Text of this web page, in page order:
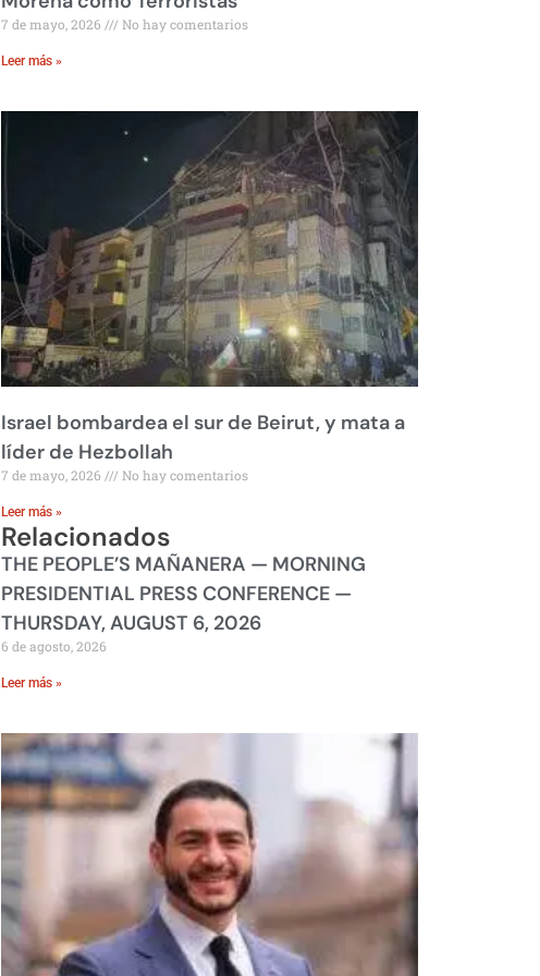
7 de mayo, 2026 No hay comentarios
Leer más »
Israel bombardea el sur de Beirut, y mata a
líder de Hezbollah
7 de mayo, 2026 No hay comentarios
Leer más »
Relacionados
THE PEOPLE’S MAÑANERA — MORNING
PRESIDENTIAL PRESS CONFERENCE —
THURSDAY, AUGUST 6, 2026
6 de agosto, 2026
Leer más »